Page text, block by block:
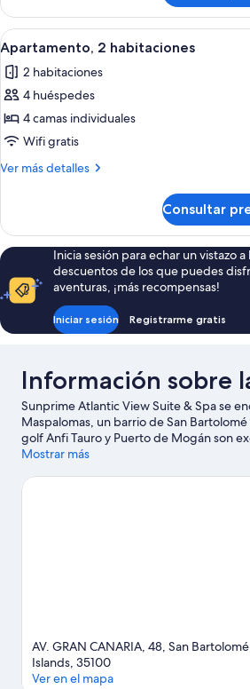
1
habitación
Abrir
todas
las
fotos
de
Apartamento,
2
7
Apartamento, 2 habitaciones
2 habitaciones
4 huéspedes
4 camas individuales
Wifi gratis
Ver más detalles
Más
2
habitaciones
Consultar
Inicia sesión para echar un vistazo a
descuentos de los que puedes
aventuras, ¡más recompensas!
Iniciar sesión Registrarme gratis
Información sobre
Sunprime Atlantic View Suite & Spa se
Maspalomas, un barrio de San
golf Anfi Tauro y Puerto de Mogán son
para los que buscan unas vacaciones
Anfi del Mar son lo que necesitas.
Mostrar más
AV. GRAN CANARIA, 48, San
Islands, 35100
Ver en el mapa